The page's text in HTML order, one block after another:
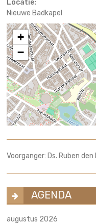
Locatie:
Nieuwe Badkapel
+
−
Voorganger: Ds. Ruben
AGENDA
augustus 2026